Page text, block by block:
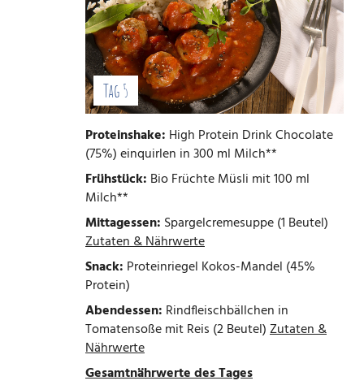
Tag 5
Proteinshake: High Protein Drink Chocolate
(75%) einquirlen in 300 ml Milch**
Frühstück: Bio Früchte Müsli mit 100 ml
Milch**
Mittagessen: Spargelcremesuppe (1 Beutel)
Zutaten & Nährwerte
Snack: Proteinriegel Kokos-Mandel (45%
Protein)
Abendessen: Rindfleischbällchen in
Tomatensoße mit Reis (2 Beutel)Zutaten &
Nährwerte
Gesamtnährwerte des Tages